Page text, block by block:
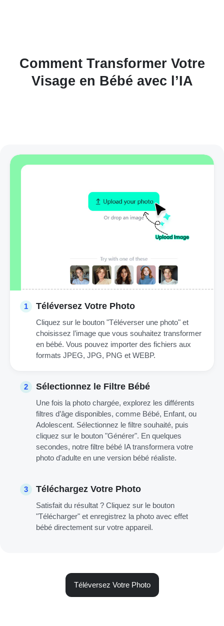
Comment Transformer Votre
Visage en Bébé avec l’IA
1 Téléversez Votre Photo
Cliquez sur le bouton "Téléverser une photo" et
choisissez l’image que vous souhaitez transformer
en bébé. Vous pouvez importer des fichiers aux
formats JPEG, JPG, PNG et WEBP.
2 Sélectionnez le Filtre Bébé
Une fois la photo chargée, explorez les différents
filtres d’âge disponibles, comme Bébé, Enfant, ou
Adolescent. Sélectionnez le filtre souhaité, puis
cliquez sur le bouton "Générer". En quelques
secondes, notre filtre bébé IA transformera votre
photo d’adulte en une version bébé réaliste.
3 Téléchargez Votre Photo
Satisfait du résultat ? Cliquez sur le bouton
"Télécharger" et enregistrez la photo avec effet
bébé directement sur votre appareil.
Téléversez Votre Photo